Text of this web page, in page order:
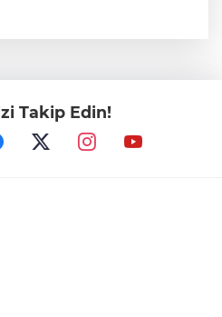
mi, Beşiktaş’a mı geliyor?
Hiranur Nilgün Aygar ve
ailelerini hedef alam
Takip Edin!